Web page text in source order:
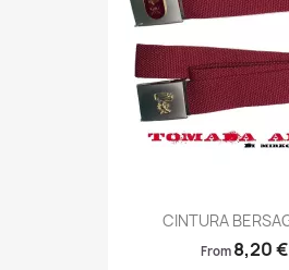

CINTURA
From 8,20 €